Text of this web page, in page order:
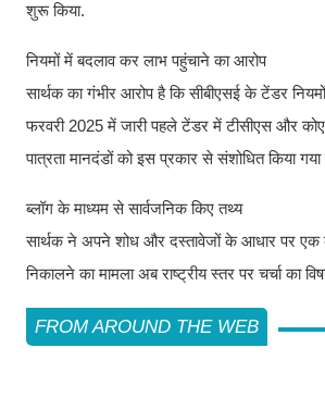
शुरू किया.
नियमों में बदलाव कर लाभ पहुंचाने का आरोप
सार्थक का गंभीर आरोप है कि सीबीएसई के टेंडर
फरवरी 2025 में जारी पहले टेंडर में टीसीएस और
पात्रता मानदंडों को इस प्रकार से संशोधित किया
ब्लॉग के माध्यम से सार्वजनिक किए तथ्य
सार्थक ने अपने शोध और दस्तावेजों के आधार पर एक
निकालने का मामला अब राष्ट्रीय स्तर पर चर्चा का
FROM AROUND THE WEB